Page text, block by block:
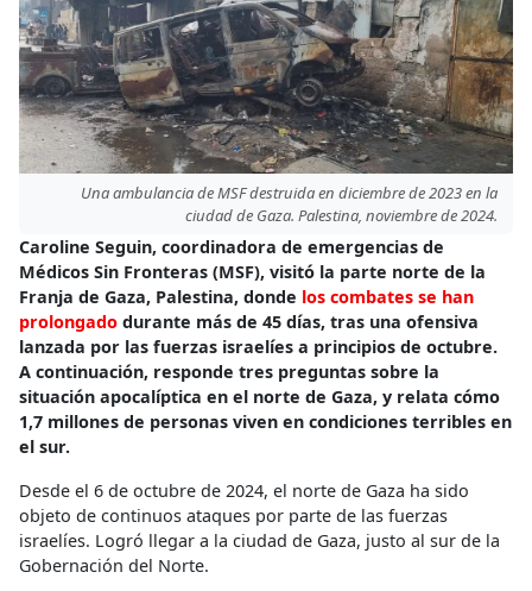
Una ambulancia de MSF destruida en diciembre de 2023 en la
ciudad de Gaza. Palestina, noviembre de 2024.
Caroline Seguin, coordinadora de emergencias de
Médicos Sin Fronteras (MSF), visitó la parte norte de la
Franja de Gaza, Palestina, donde los combates se han
prolongado durante más de 45 días, tras una ofensiva
lanzada por las fuerzas israelíes a principios de octubre.
A continuación, responde tres preguntas sobre la
situación apocalíptica en el norte de Gaza, y relata cómo
1,7 millones de personas viven en condiciones terribles en
el sur.
Desde el 6 de octubre de 2024, el norte de Gaza ha sido
objeto de continuos ataques por parte de las fuerzas
israelíes. Logró llegar a la ciudad de Gaza, justo al sur de la
Gobernación del Norte.